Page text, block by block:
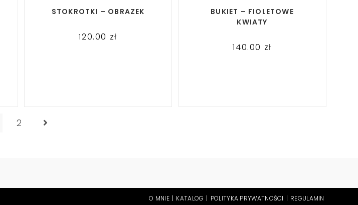
STOKROTKI – OBRAZEK
120.00 zł
BUKIET – FIOLETOWE
KWIATY
140.00 zł
2
O MNIE KATALOG POLITYKA PRYWATNOŚCI REGULAMIN